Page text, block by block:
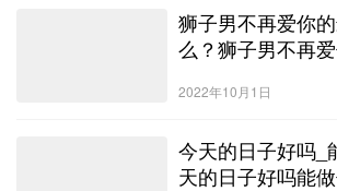
狮子男不再爱你
么？狮子男不再
2022年10月1日
今天的日子好吗_
天的日子好吗能做